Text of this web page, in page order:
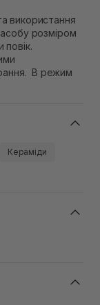
використання
розміром
повік.
В режим
Кераміди